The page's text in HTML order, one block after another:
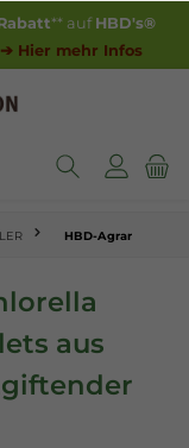
** auf HBD's®
➔ Hier mehr Infos
HBD-Agrar
aus